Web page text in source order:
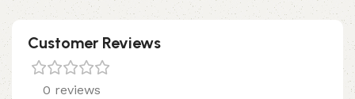
Customer Reviews
0 reviews